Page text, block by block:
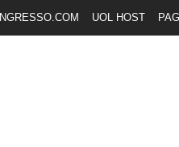
INGRESSO.COM UOL HOST